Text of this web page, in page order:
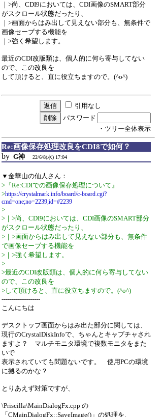
｜>尚、CDI9においては、CDI画像のSMART部分
がスクロール状態だったり、
｜>画面からはみ出して見えない部分も、無条件で
画像セーブする機能を
｜>強く希望します。
最近のCDI改版類は、個人的に何ら寄与してない
ので、この改良を
して頂けると、直に役立ちますので。(^o^)
引用なし
パスワード
・ツリー全体表示
Re:画像保存処理改良をCDI8で如何？
by G神 22/6/8(水) 17:04
▼金華山の仙人さん：
>『Re:CDIでの画像保存処理について』
>https://crystalmark.info/board/c-board.cgi?
cmd=one;no=2239;id=#2239
>
>｜>尚、CDI9においては、CDI画像のSMART部分
がスクロール状態だったり、
>｜>画面からはみ出して見えない部分も、無条件
で画像セーブする機能を
>｜>強く希望します。
>
>最近のCDI改版類は、個人的に何ら寄与してない
ので、この改良を
>して頂けると、直に役立ちますので。(^o^)
-------------------
こんにちは
デスクトップ画面からはみ出た部分に関しては、
現行のCrystalDiskInfoで、ちゃんとキャプチャされ
ますよ？ マルチモニタ環境で複数モニタをまた
いで
表示されていても問題ないです。 使用PCの環境
に拠るのかな？
とりあえず対策ですが、
\Priscilla\MainDialogFx.cpp の
「CMainDialogFx::SaveImage()」の処理を、